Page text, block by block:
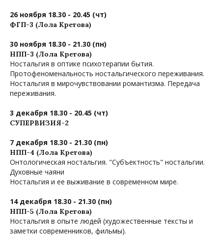
26 ноября 18.30 - 20.45 (чт)
ФГП-3 (Лола Кретова)
30 ноября 18.30 - 21.30 (пн)
НПП-3 (Лола Кретова)
Ностальгия в оптике психотерапии бытия.
Протофеноменальность ностальгического переживания.
Ностальгия в мирочувствовании романтизма. Передача
переживания.
3 декабря 18.30 - 20.45 (чт)
СУПЕРВИЗИЯ-2
7 декабря 18.30 - 21.30 (пн)
НПП-4 (Лола Кретова)
Онтологическая ностальгия. "Субъектность" ностальгии.
Духовные чаяни
Ностальгия и ее выживание в современном мире.
14 декабря 18.30 - 21.30 (пн)
НПП-5 (Лола Кретова)
Ностальгия в опыте людей (художественные тексты и
заметки современников, фильмы).